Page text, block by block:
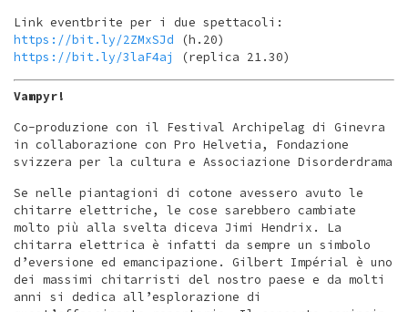
Link eventbrite per i due spettacoli:
https://bit.ly/2ZMxSJd (h.20)
https://bit.ly/3laF4aj
(replica 21.30)
Vampyr!
Co-produzione con il Festival Archipelag di Ginevra
in collaborazione con Pro Helvetia, Fondazione
svizzera per la cultura e Associazione Disorderdrama
Se nelle piantagioni di cotone avessero avuto le
chitarre elettriche, le cose sarebbero cambiate
molto più alla svelta diceva Jimi Hendrix. La
chitarra elettrica è infatti da sempre un simbolo
d’eversione ed emancipazione. Gilbert Impérial è uno
dei massimi chitarristi del nostro paese e da molti
anni si dedica all’esplorazione di